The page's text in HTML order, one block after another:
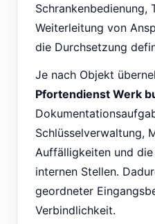
Schrankenbedienung,
Weiterleitung von
die Durchsetzung
Je nach Objekt
Pfortendienst Werk
Schlüsselverwaltung,
Auffälligkeiten und
internen Stellen.
geordneter
Verbindlichkeit.